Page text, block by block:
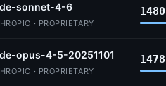
sonnet-4-6
· PROPRIETARY
1480
opus-4-5-20251101
· PROPRIETARY
1478